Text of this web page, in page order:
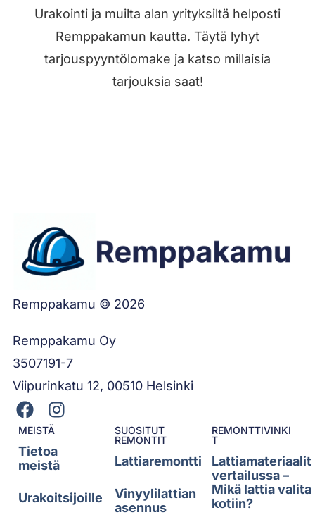
Urakointi ja muilta alan yrityksiltä helposti
Remppakamun kautta. Täytä lyhyt
tarjouspyyntölomake ja katso millaisia
tarjouksia saat!
Remppakamu © 2026
Remppakamu Oy
3507191-7
Viipurinkatu 12, 00510 Helsinki
MEISTÄ
Tietoa
meistä
Urakoitsijoille
SUOSITUT
REMONTIT
Lattiaremontti
Vinyylilattian
asennus
REMONTTIVINKI
T
Lattiamateriaalit
vertailussa –
Mikä lattia valita
kotiin?